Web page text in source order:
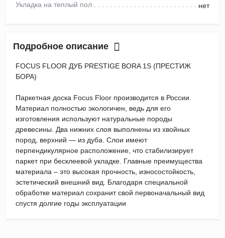
Укладка на теплый пол
нет
Подробное описание
FOCUS FLOOR ДУБ PRESTIGE BORA 1S (ПРЕСТИЖ
БОРА)
Паркетная доска Focus Floor производится в России.
Материал полностью экологичен, ведь для его
изготовления используют натуральные породы
древесины. Два нижних слоя выполнены из хвойных
пород, верхний — из дуба. Слои имеют
перпендикулярное расположение, что стабилизирует
паркет при бесклеевой укладке. Главные преимущества
материала – это высокая прочность, износостойкость,
эстетический внешний вид. Благодаря специальной
обработке материал сохранит свой первоначальный вид
спустя долгие годы эксплуатации